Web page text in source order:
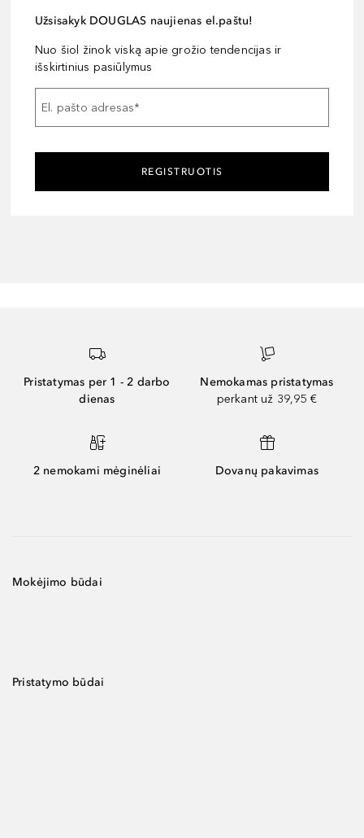
Užsisakyk DOUGLAS naujienas el.paštu!
Nuo šiol žinok viską apie grožio tendencijas ir
išskirtinius pasiūlymus
El. pašto adresas*
REGISTRUOTIS
Pristatymas per 1 - 2 darbo
dienas
Nemokamas pristatymas
perkant už 39,95 €
2 nemokami mėginėliai Dovanų pakavimas
Mokėjimo būdai
Pristatymo būdai